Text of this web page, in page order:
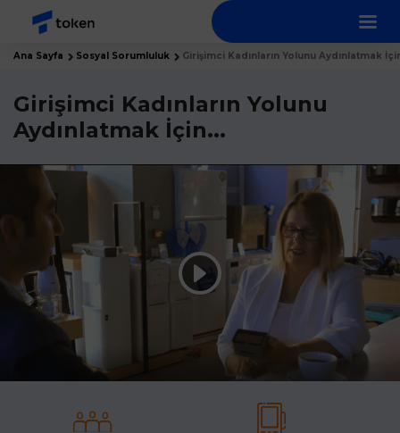
Ana Sayfa Sosyal Sorumluluk Girişimci Kadınların Yolunu Aydınlatmak
Girişimci Kadınların Yolunu
Aydınlatmak İçin...